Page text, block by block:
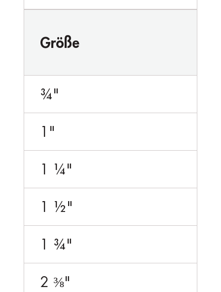
Größe
¾"
1"
1 ¼"
1 ½"
1 ¾"
2 ⅜"